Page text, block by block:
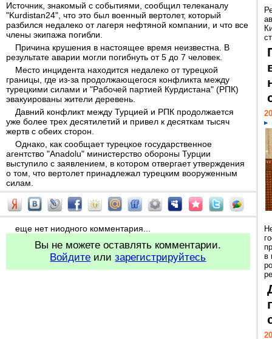
Источник, знакомый с событиями, сообщил телеканалу
"Kurdistan24", что это был военный вертолет, который
разбился недалеко от лагеря нефтяной компании, и что все
члены экипажа погибли.
Причина крушения в настоящее время неизвестна. В
результате аварии могли погибнуть от 5 до 7 человек.
Место инцидента находится недалеко от турецкой
границы, где из-за продолжающегося конфликта между
турецкими силами и "Рабочей партией Курдистана" (РПК)
эвакуированы жители деревень.
Давний конфликт между Турцией и РПК продолжается
уже более трех десятилетий и привел к десяткам тысяч
жертв с обеих сторон.
Однако, как сообщает турецкое государственное
агентство "Anadolu" министерство обороны Турции
выступило с заявлением, в котором отвергает утверждения
о том, что вертолет принадлежал турецким вооруженным
силам.
еще нет ниодного комментария...
Вы не можете оставлять комментарии.
Войдите илизарегистрируйтесь
в